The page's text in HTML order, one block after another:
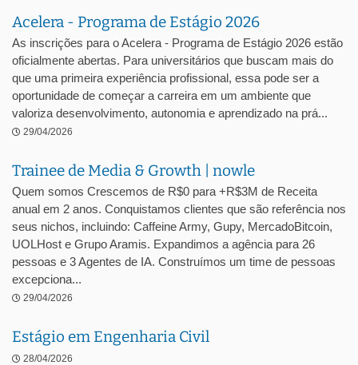
Acelera - Programa de Estágio 2026
As inscrições para o Acelera - Programa de Estágio 2026 estão
oficialmente abertas. Para universitários que buscam mais do
que uma primeira experiência profissional, essa pode ser a
oportunidade de começar a carreira em um ambiente que
valoriza desenvolvimento, autonomia e aprendizado na prá...
29/04/2026
Trainee de Media & Growth | nowle
Quem somos Crescemos de R$0 para +R$3M de Receita
anual em 2 anos. Conquistamos clientes que são referência nos
seus nichos, incluindo: Caffeine Army, Gupy, MercadoBitcoin,
UOLHost e Grupo Aramis. Expandimos a agência para 26
pessoas e 3 Agentes de IA. Construímos um time de pessoas
excepciona...
29/04/2026
Estágio em Engenharia Civil
28/04/2026